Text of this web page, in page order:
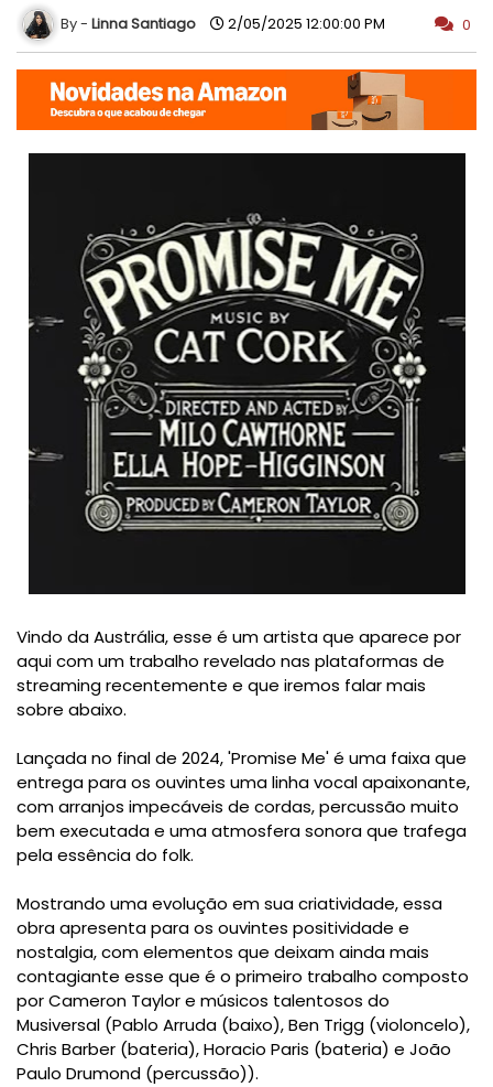
Linna Santiago 2/05/2025 12:00:00 PM 0
Vindo da Austrália, esse é um artista que aparece por
aqui com um trabalho revelado nas plataformas de
streaming recentemente e que iremos falar mais
sobre abaixo.
Lançada no final de 2024, 'Promise Me' é uma faixa que
entrega para os ouvintes uma linha vocal apaixonante,
com arranjos impecáveis de cordas, percussão muito
bem executada e uma atmosfera sonora que trafega
pela essência do folk.
Mostrando uma evolução em sua criatividade, essa
obra apresenta para os ouvintes positividade e
nostalgia, com elementos que deixam ainda mais
contagiante esse que é o primeiro trabalho composto
por Cameron Taylor e músicos talentosos do
Musiversal (Pablo Arruda (baixo), Ben Trigg (violoncelo),
Chris Barber (bateria), Horacio Paris (bateria) e João
Paulo Drumond (percussão)).